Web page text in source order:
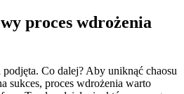
proces wdrożenia
Co dalej? Aby uniknąć chaosu
sukces, proces wdrożenia warto